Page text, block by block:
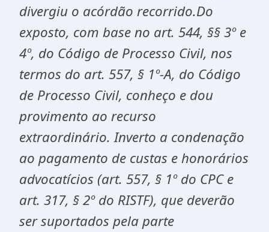
divergiu o acórdão recorrido.Do
exposto, com base no art. 544, §§ 3º e
4º, do Código de Processo Civil, nos
termos do art. 557, § 1º-A, do Código
de Processo Civil, conheço e dou
provimento ao recurso
extraordinário. Inverto a condenação
ao pagamento de custas e honorários
advocatícios (art. 557, § 1º do CPC e
art. 317, § 2º do RISTF), que deverão
ser suportados pela parte